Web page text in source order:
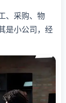
、采购、物
是小公司，经